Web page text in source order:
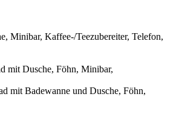
Minibar, Kaffee-/Teezubereiter, Telefon,
mit Dusche, Föhn, Minibar,
mit Badewanne und Dusche, Föhn,